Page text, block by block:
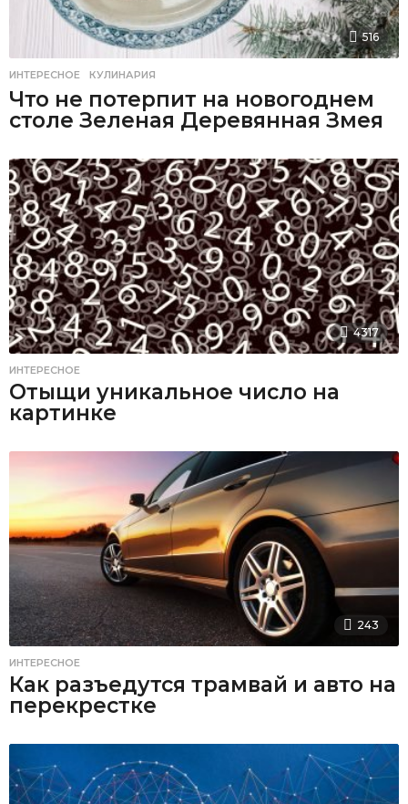
516
ИНТЕРЕСНОЕ ,КУЛИНАРИЯ
Что не потерпит на новогоднем
столе Зеленая Деревянная Змея
4317
ИНТЕРЕСНОЕ
Отыщи уникальное число на
картинке
243
ИНТЕРЕСНОЕ
Как разъедутся трамвай и авто на
перекрестке